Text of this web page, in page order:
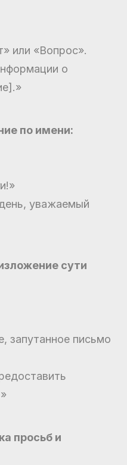
или «Вопрос».
о
по имени:
уважаемый
сути
запутанное письмо
просьб и